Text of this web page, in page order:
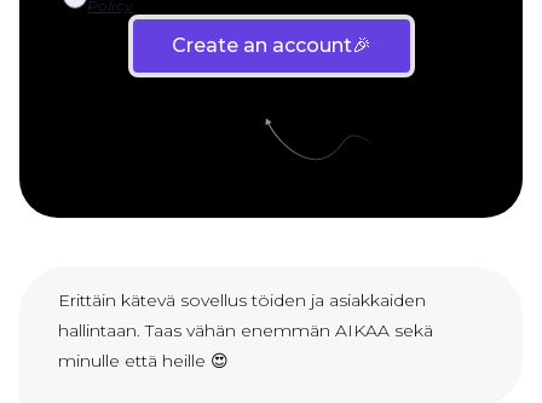
Erittäin kätevä sovellus töiden ja asiakkaiden
hallintaan. Taas vähän enemmän AIKAA sekä
minulle että heille 😍